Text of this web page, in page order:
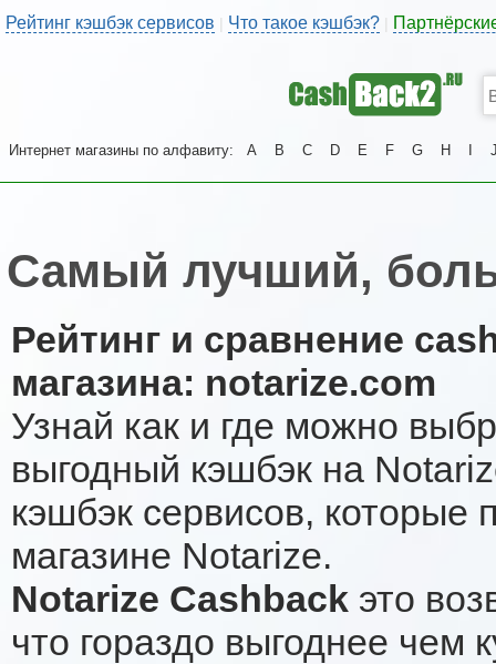
Рейтинг кэшбэк сервисов | Что такое кэшбэк?
Интернет магазины по алфавиту: A B C D E F G H
Самый лучший,
Рейтинг и сравнение
магазина: notarize.com
Узнай как и где можно
выгодный кэшбэк на
кэшбэк сервисов, которые
магазине Notarize.
Notarize Cashback это
что гораздо выгоднее чем